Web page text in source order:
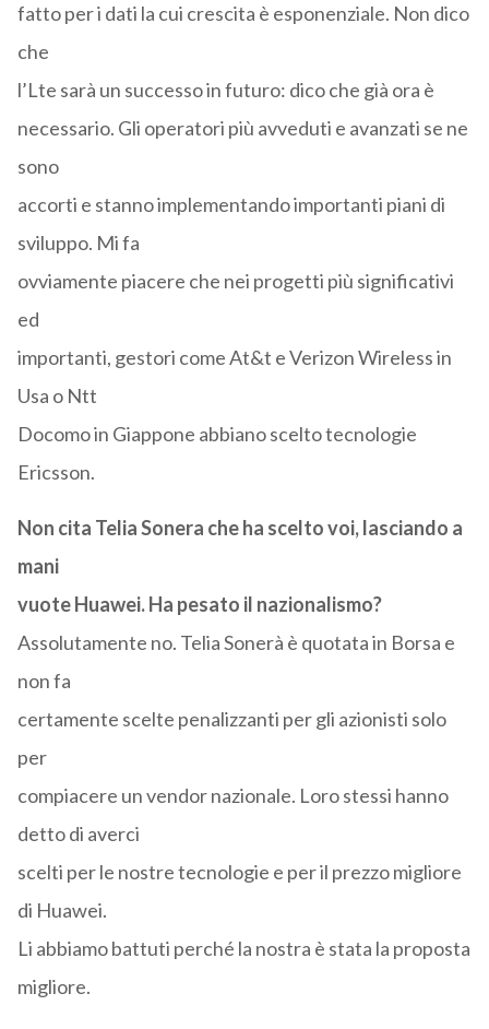
fatto per i dati la cui crescita è esponenziale. Non dico
che
l’Lte sarà un successo in futuro: dico che già ora è
necessario. Gli operatori più avveduti e avanzati se ne
sono
accorti e stanno implementando importanti piani di
sviluppo. Mi fa
ovviamente piacere che nei progetti più significativi
ed
importanti, gestori come At&t e Verizon Wireless in
Usa o Ntt
Docomo in Giappone abbiano scelto tecnologie
Ericsson.
Non cita Telia Sonera che ha scelto voi, lasciando a
mani
vuote Huawei. Ha pesato il nazionalismo?
Assolutamente no. Telia Sonerà è quotata in Borsa e
non fa
certamente scelte penalizzanti per gli azionisti solo
per
compiacere un vendor nazionale. Loro stessi hanno
detto di averci
scelti per le nostre tecnologie e per il prezzo migliore
di Huawei.
Li abbiamo battuti perché la nostra è stata la proposta
migliore.